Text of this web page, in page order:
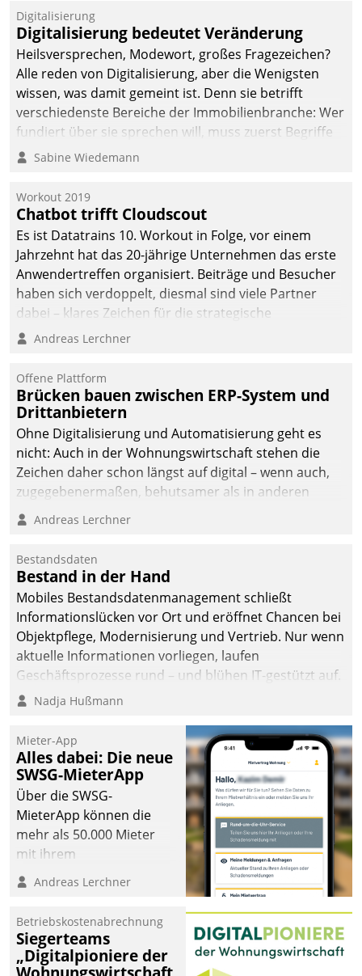
Digitalisierung
Digitalisierung bedeutet Veränderung
Heilsversprechen, Modewort, großes Fragezeichen?
Alle reden von Digitalisierung, aber die Wenigsten
wissen, was damit gemeint ist. Denn sie betrifft
verschiedenste Bereiche der Immobilienbranche: Wer
fundiert über sie sprechen will, muss zuerst Begriffe
klären. Ein Aspekt ist die betriebliche Optimierung:
Einsparungen durch optimierte und automatisierte
Prozesse. Doch man darf nicht zu viel erwarten: Allein
mit der Einführung einer neuen Software ist es nicht
getan. Die Digitalisierung erfordert von Unternehmen
die Bereitschaft, sich zu überprüfen, zu hinterfragen
und zu verändern.
Sabine Wiedemann
Workout 2019
Chatbot trifft Cloudscout
Es ist Datatrains 10. Workout in Folge, vor einem
Jahrzehnt hat das 20-jährige Unternehmen das erste
Anwendertreffen organisiert. Beiträge und Besucher
haben sich verdoppelt, diesmal sind viele Partner
dabei – klares Zeichen für die strategische
Fokussierung auf den Kunden.
Andreas Lerchner
Offene Plattform
Brücken bauen zwischen ERP-System und
Drittanbietern
Ohne Digitalisierung und Automatisierung geht es
nicht: Auch in der Wohnungswirtschaft stehen die
Zeichen daher schon längst auf digital – wenn auch,
zugegebenermaßen, behutsamer als in anderen
Branchen.
Andreas Lerchner
Bestandsdaten
Bestand in der Hand
Mobiles Bestandsdatenmanagement schließt
Informationslücken vor Ort und eröffnet Chancen bei
Objektpflege, Modernisierung und Vertrieb. Nur wenn
aktuelle Informationen vorliegen, laufen
Geschäftsprozesse rund – und blühen IT-gestützt auf.
Nadja Hußmann
Mieter-App
Alles dabei: Die neue
SWSG-MieterApp
Über die SWSG-
MieterApp können die
mehr als 50.000 Mieter
mit ihrem
Wohnungsunternehmen
kommunizieren, auf dem
einsehen und ändern
oder
Schadensmeldungen
Andreas Lerchner
Betriebskostenabrechnung
Siegerteams
„Digitalpioniere der